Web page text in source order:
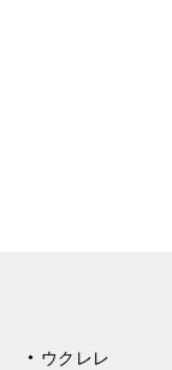
ウクレレ